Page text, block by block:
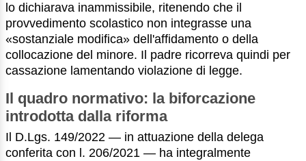
lo dichiarava inammissibile, ritenendo che il
provvedimento scolastico non integrasse una
«sostanziale modifica» dell'affidamento o della
collocazione del minore. Il padre ricorreva quindi per
cassazione lamentando violazione di legge.
Il quadro normativo: la biforcazione
introdotta dalla riforma
Il D.Lgs. 149/2022 — in attuazione della delega
conferita con l. 206/2021 — ha integralmente